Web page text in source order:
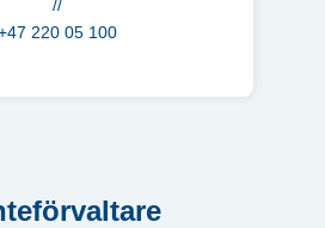
//
220 05 100